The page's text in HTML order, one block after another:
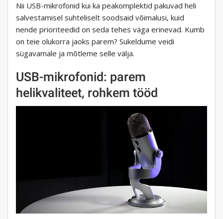
Nii USB-mikrofonid kui ka peakomplektid pakuvad heli
salvestamisel suhteliselt soodsaid võimalusi, kuid
nende prioriteedid on seda tehes väga erinevad. Kumb
on teie olukorra jaoks parem? Sukeldume veidi
sügavamale ja mõtleme selle välja.
USB-mikrofonid: parem
helikvaliteet, rohkem tööd